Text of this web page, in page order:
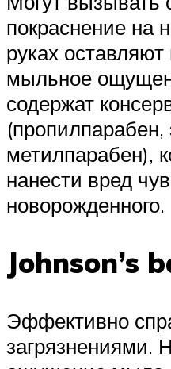
покраснение на
руках
мыльное
содержат
(пропилпарабен,
метилпарабен),
нанести вред
новорожденного.
Johnson’s
Эффективно
загрязнениями.